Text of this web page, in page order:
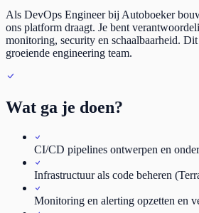
Als DevOps Engineer bij Autoboeker
ons platform draagt. Je bent
monitoring, security en schaalbaarheid.
groeiende engineering team.
Wat ga je doen?
CI/CD pipelines ontwerpen en
Infrastructuur als code beheren
Monitoring en alerting opzetten en